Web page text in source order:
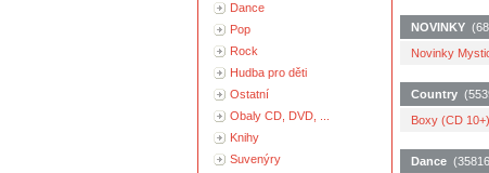
Dance
Pop
Rock
Hudba pro děti
Ostatní
Obaly CD, DVD, ...
Knihy
Suvenýry
NOVINKY
Novinky
Country
Boxy (CD 10+)
Dance